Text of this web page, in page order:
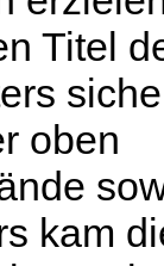
Titel
oben
kam